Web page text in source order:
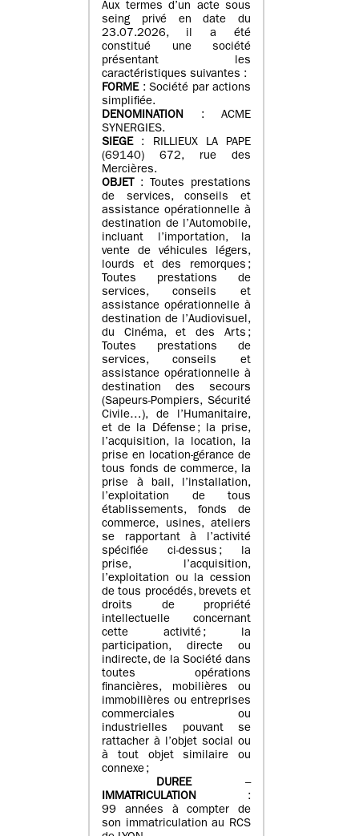
Aux termes d’un acte sous
seing privé en date du
23.07.2026, il a été
constitué une société
présentant les
caractéristiques suivantes :
FORME: Société par actions
simplifiée.
DENOMINATION : ACME
SYNERGIES.
SIEGE: RILLIEUX LA PAPE
(69140) 672, rue des
Mercières.
OBJET
: Toutes prestations
de services, conseils et
assistance opérationnelle à
destination de l’Automobile,
incluant l’importation, la
vente de véhicules légers,
lourds et des remorques ;
Toutes prestations de
services, conseils et
assistance opérationnelle à
destination de l’Audiovisuel,
du Cinéma, et des Arts ;
Toutes prestations de
services, conseils et
assistance opérationnelle à
destination des secours
(Sapeurs-Pompiers, Sécurité
Civile…), de l’Humanitaire,
et de la Défense ; la prise,
l’acquisition, la location, la
prise en location-gérance de
tous fonds de commerce, la
prise à bail, l’installation,
l’exploitation de tous
établissements, fonds de
commerce, usines, ateliers
se rapportant à l’activité
spécifiée ci-dessus ; la
prise, l’acquisition,
l’exploitation ou la cession
de tous procédés, brevets et
droits de propriété
intellectuelle concernant
cette activité ; la
participation, directe ou
indirecte, de la Société dans
toutes opérations
financières, mobilières ou
immobilières ou entreprises
commerciales ou
industrielles pouvant se
rattacher à l’objet social ou
à tout objet similaire ou
connexe ;
DUREE–
IMMATRICULATION :
99 années à compter de
son immatriculation au RCS